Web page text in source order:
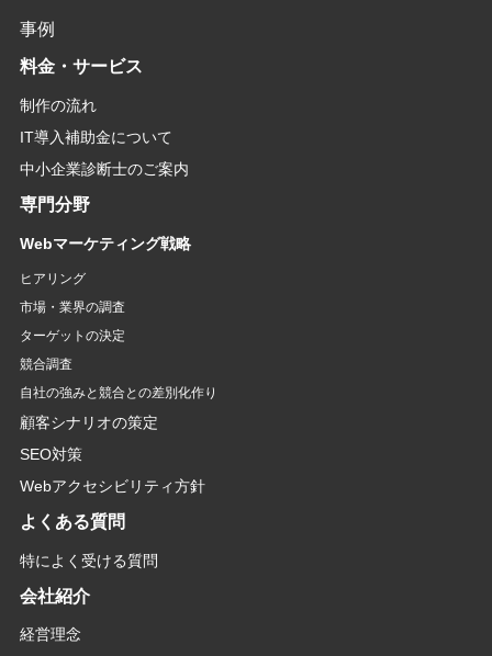
事例
料金・サービス
制作の流れ
IT導入補助金について
中小企業診断士のご案内
専門分野
Webマーケティング戦略
ヒアリング
市場・業界の調査
ターゲットの決定
競合調査
自社の強みと競合との差別化作り
顧客シナリオの策定
SEO対策
Webアクセシビリティ方針
よくある質問
特によく受ける質問
会社紹介
経営理念